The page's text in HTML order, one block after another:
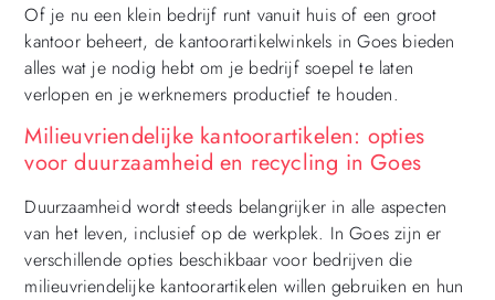
Of je nu een klein bedrijf runt vanuit huis of een groot
kantoor beheert, de kantoorartikelwinkels in Goes bieden
alles wat je nodig hebt om je bedrijf soepel te laten
verlopen en je werknemers productief te houden.
Milieuvriendelijke kantoorartikelen: opties
voor duurzaamheid en recycling in Goes
Duurzaamheid wordt steeds belangrijker in alle aspecten
van het leven, inclusief op de werkplek. In Goes zijn er
verschillende opties beschikbaar voor bedrijven die
milieuvriendelijke kantoorartikelen willen gebruiken en hun